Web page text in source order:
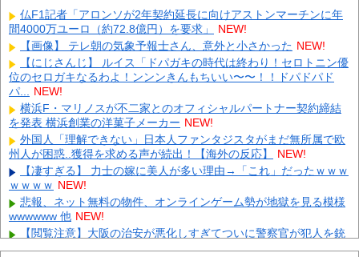
仏F1記者「アロンソが2年契約延長に向けアストンマーチンに年
間4000万ユーロ（約72.8億円）を要求」
NEW!
【画像】 テレ朝の気象予報士さん、意外と小さかった NEW!
【にじさんじ】 ルイス「ドパガキの時代は終わり！セロトニン優
位のセロガキなるわよ！ンンンきんもちいい〜〜！！ドパドパド
パ... NEW!
横浜F・マリノスが不二家とのオフィシャルパートナー契約締結
を発表 横浜創業の洋菓子メーカー NEW!
外国人「理解できない」日本人ファンタジスタがまだ無所属で欧
州人が困惑..獲得を求める声が続出！【海外の反応】
NEW!
【凄すぎる】 力士の嫁に美人が多い理由→「これ」だったｗｗｗ
ｗｗｗｗ NEW!
悲報、ネット無料の物件、オンラインゲーム勢が地獄を見る模様
wwwwww 他 NEW!
【閲覧注意】大阪の治安が悪化しすぎてついに警察官が犯人を銃
殺。いよいよアメリカみたいになってきたな 他 NEW!